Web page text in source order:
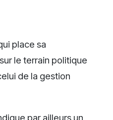
place sa
le terrain politique
de la gestion
par ailleurs un